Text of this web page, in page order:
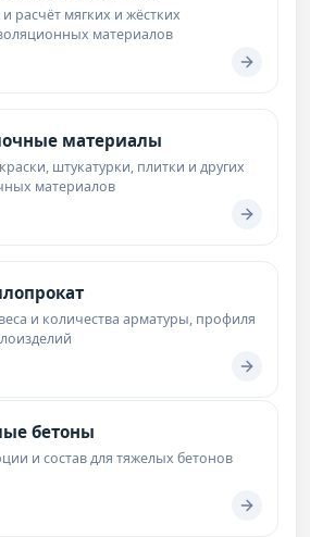
расчёт мягких и жёстких
материалов
материалы
штукатурки, плитки и других
материалов
и количества арматуры, профиля
бетоны
и состав для тяжелых бетонов